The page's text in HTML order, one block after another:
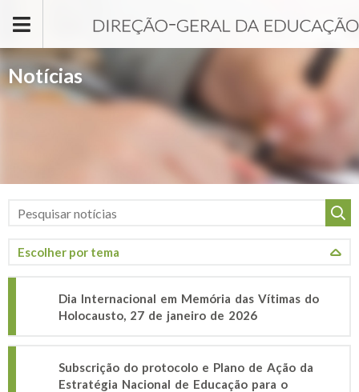
Notícias
Dia Internacional em Memória das Vítimas do
Holocausto, 27 de janeiro de 2026
Subscrição do protocolo e Plano de Ação da
Estratégia Nacional de Educação para o